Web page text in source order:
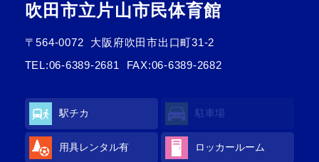
吹田市立片山市民体育館
〒564-0072
大阪府吹田市出口町31-2
TEL:06-6389-2681 FAX:06-6389-2682
駅チカ 駐車場
用具レンタル有 ロッカールーム